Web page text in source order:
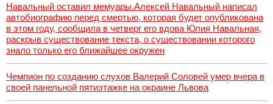
Навальный оставил мемуары.Алексей Навальный написал
автобиографию перед смертью, которая будет опубликована
в этом году, сообщила в четверг его вдова Юлия Навальная,
раскрыв существование текста, о существовании которого
знало только его ближайшее окружен
Чемпион по созданию слухов Валерий Соловей умер вчера в
своей панельной пятиэтажке на окраине Львова